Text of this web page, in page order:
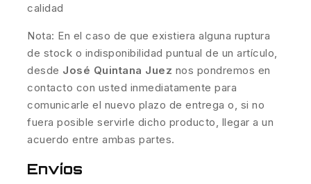
calidad
Nota: En el caso de que existiera alguna ruptura
de stock o indisponibilidad puntual de un artículo,
desde José Quintana Juez nos pondremos en
contacto con usted inmediatamente para
comunicarle el nuevo plazo de entrega o, si no
fuera posible servirle dicho producto, llegar a un
acuerdo entre ambas partes.
Envíos